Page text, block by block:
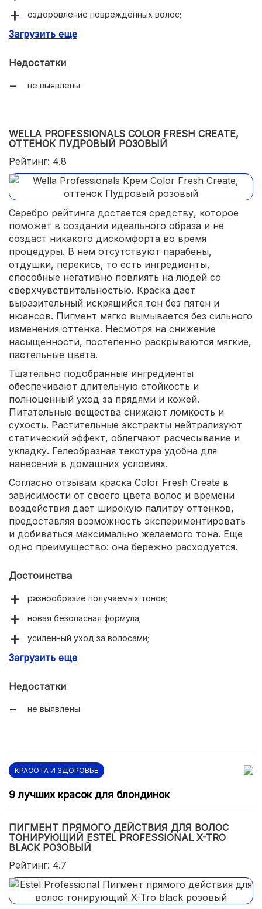
оздоровление поврежденных волос;
красивые новые тона при смывании.
Загрузить еще
Недостатки
не выявлены.
WELLA PROFESSIONALS COLOR FRESH CREATE,
ОТТЕНОК ПУДРОВЫЙ РОЗОВЫЙ
Рейтинг: 4.8
Серебро рейтинга достается средству, которое
поможет в создании идеального образа и не
создаст никакого дискомфорта во время
процедуры. В нем отсутствуют парабены,
отдушки, перекись, то есть ингредиенты,
способные негативно повлиять на людей со
сверхчувствительностью. Краска дает
выразительный искрящийся тон без пятен и
нюансов. Пигмент мягко вымывается без сильного
изменения оттенка. Несмотря на снижение
насыщенности, постепенно раскрываются мягкие,
пастельные цвета.
Тщательно подобранные ингредиенты
обеспечивают длительную стойкость и
полноценный уход за прядями и кожей.
Питательные вещества снижают ломкость и
сухость. Растительные экстракты нейтрализуют
статический эффект, облегчают расчесывание и
укладку. Гелеобразная текстура удобна для
нанесения в домашних условиях.
Согласно отзывам краска Color Fresh Create в
зависимости от своего цвета волос и времени
воздействия дает широкую палитру оттенков,
предоставляя возможность экспериментировать
и добиваться максимально желаемого тона. Еще
одно преимущество: она бережно расходуется.
Достоинства
разнообразие получаемых тонов;
новая безопасная формула;
усиленный уход за волосами;
мягкое смывание оттенка.
Загрузить еще
Недостатки
не выявлены.
КРАСОТА И ЗДОРОВЬЕ
9 лучших красок для блондинок
ПИГМЕНТ ПРЯМОГО ДЕЙСТВИЯ ДЛЯ ВОЛОС
ТОНИРУЮЩИЙ ESTEL PROFESSIONAL X-TRO
BLACK РОЗОВЫЙ
Рейтинг: 4.7